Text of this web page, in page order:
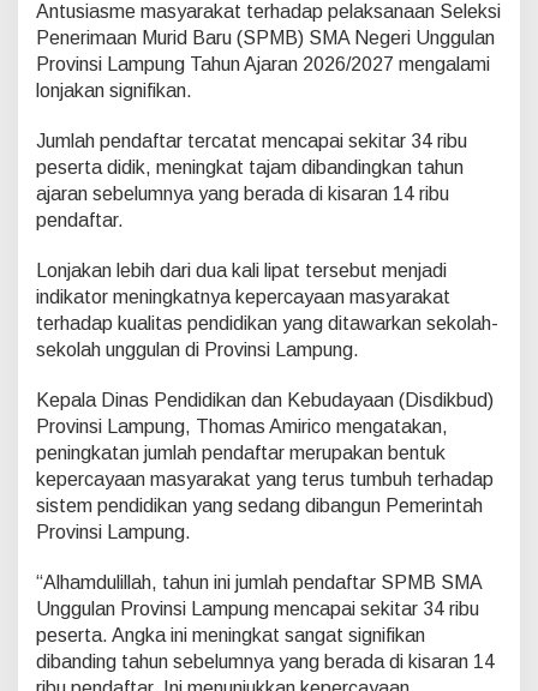
u
n
g
o
n
j
a
d
i
3
i
b
u
,
a
s
d
k
b
Antusiasme masyarakat terhadap pelaksanaan Seleksi
Penerimaan Murid Baru (SPMB) SMA Negeri Unggulan
Provinsi Lampung Tahun Ajaran 2026/2027 mengalami
lonjakan signifikan.
Jumlah pendaftar tercatat mencapai sekitar 34 ribu
peserta didik, meningkat tajam dibandingkan tahun
ajaran sebelumnya yang berada di kisaran 14 ribu
pendaftar.
Lonjakan lebih dari dua kali lipat tersebut menjadi
indikator meningkatnya kepercayaan masyarakat
terhadap kualitas pendidikan yang ditawarkan sekolah-
sekolah unggulan di Provinsi Lampung.
Kepala Dinas Pendidikan dan Kebudayaan (Disdikbud)
Provinsi Lampung, Thomas Amirico mengatakan,
peningkatan jumlah pendaftar merupakan bentuk
kepercayaan masyarakat yang terus tumbuh terhadap
sistem pendidikan yang sedang dibangun Pemerintah
Provinsi Lampung.
“Alhamdulillah, tahun ini jumlah pendaftar SPMB SMA
Unggulan Provinsi Lampung mencapai sekitar 34 ribu
peserta. Angka ini meningkat sangat signifikan
dibanding tahun sebelumnya yang berada di kisaran 14